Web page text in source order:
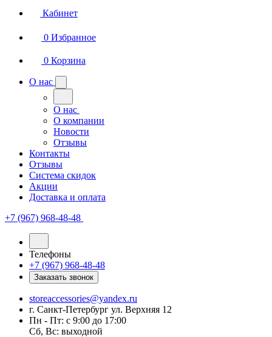
Кабинет
0 Избранное
0 Корзина
О нас
О нас
О компании
Новости
Отзывы
Контакты
Отзывы
Система скидок
Акции
Доставка и оплата
+7 (967) 968-48-48
Телефоны
+7 (967) 968-48-48
Заказать звонок
storeaccessories@yandex.ru
г. Санкт-Петербург ул. Верхняя 12
Пн - Пт: с 9:00 до 17:00
Сб, Вс: выходной